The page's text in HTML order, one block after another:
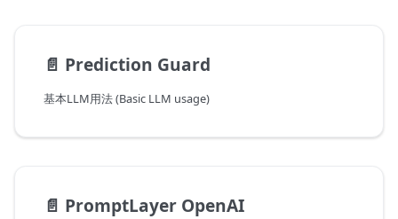
📄️ Prediction Guard
基本LLM用法 (Basic LLM usage)
📄️ PromptLayer OpenAI